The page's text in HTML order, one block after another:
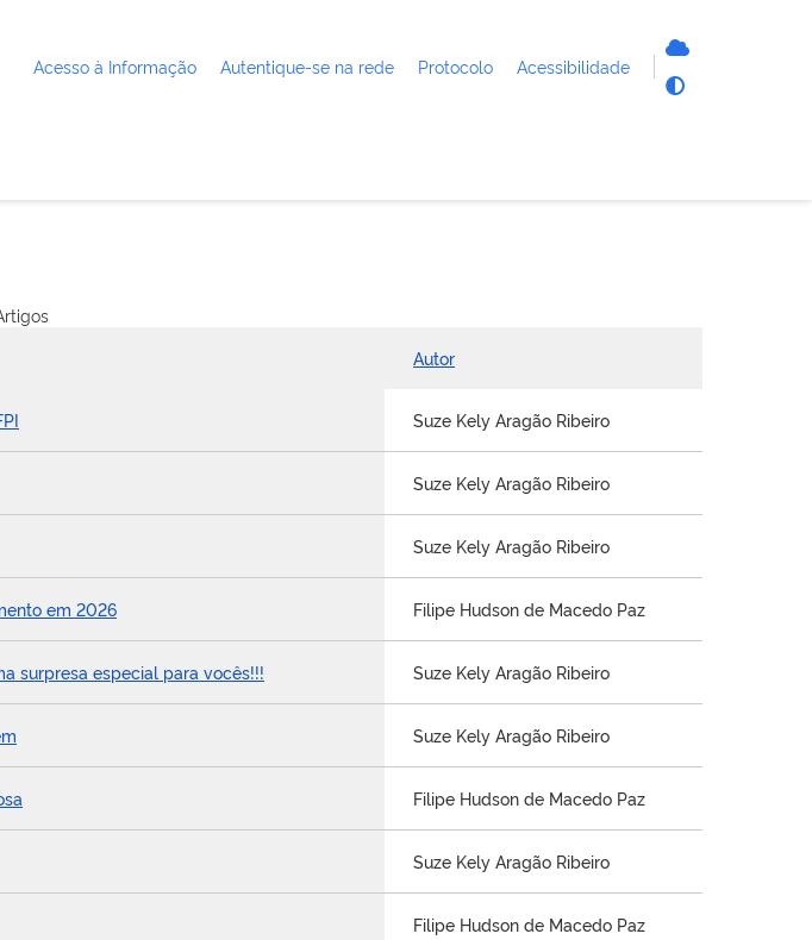
Acesso à Informação Autentique-se na rede Protocolo Acessibilidade
Autor
Suze Kely Aragão Ribeiro
Suze Kely Aragão Ribeiro
Suze Kely Aragão Ribeiro
em 2026 Filipe Hudson de Macedo Paz
surpresa especial para vocês!!! Suze Kely Aragão Ribeiro
Suze Kely Aragão Ribeiro
Filipe Hudson de Macedo Paz
Suze Kely Aragão Ribeiro
Filipe Hudson de Macedo Paz